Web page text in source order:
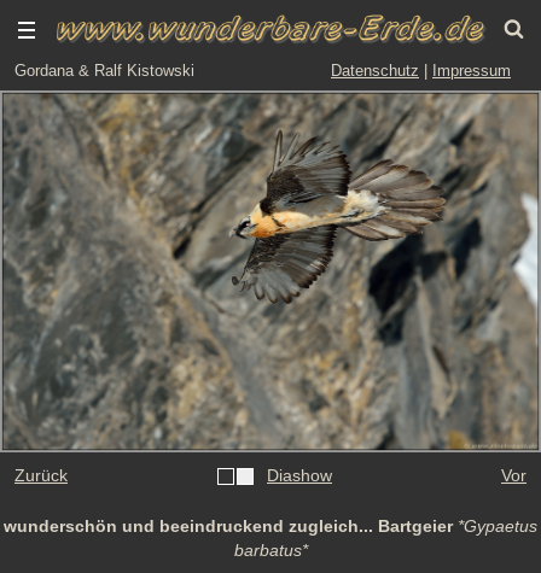
Gordana & Ralf Kistowski Datenschutz Impressum
Zurück Diashow Vor
wunderschön und beeindruckend zugleich... Bartgeier *Gypaetus
barbatus*